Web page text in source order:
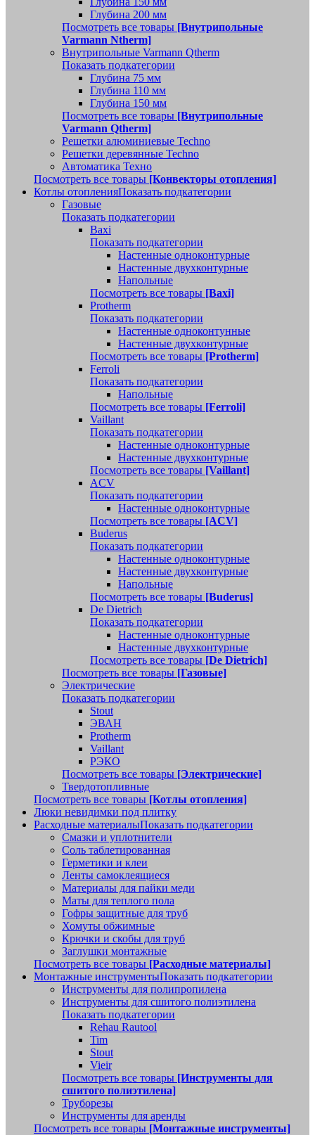
Глубина 200 мм
Посмотреть все товары [Внутрипольные
Varmann Ntherm]
Внутрипольные Varmann Qtherm
Показать подкатегории
Глубина 75 мм
Глубина 110 мм
Глубина 150 мм
Посмотреть все товары [Внутрипольные
Varmann Qtherm]
Решетки алюминиевые Techno
Решетки деревянные Techno
Автоматика Техно
Посмотреть все товары [Конвекторы отопления]
Котлы отопленияПоказать подкатегории
Газовые
Показать подкатегории
Baxi
Показать подкатегории
Настенные одноконтурные
Настенные двухконтурные
Напольные
Посмотреть все товары [Baxi]
Protherm
Показать подкатегории
Настенные одноконтунные
Настенные двухконтурные
Посмотреть все товары [Protherm]
Ferroli
Показать подкатегории
Напольные
Посмотреть все товары [Ferroli]
Vaillant
Показать подкатегории
Настенные одноконтурные
Настенные двухконтурные
Посмотреть все товары [Vaillant]
ACV
Показать подкатегории
Настенные одноконтурные
Посмотреть все товары [ACV]
Buderus
Показать подкатегории
Настенные одноконтурные
Настенные двухконтурные
Напольные
Посмотреть все товары [Buderus]
De Dietrich
Показать подкатегории
Настенные одноконтурные
Настенные двухконтурные
Посмотреть все товары [De Dietrich]
Посмотреть все товары [Газовые]
Электрические
Показать подкатегории
Stout
ЭВАН
Protherm
Vaillant
РЭКО
Посмотреть все товары [Электрические]
Твердотопливные
Посмотреть все товары [Котлы отопления]
Люки невидимки под плитку
Расходные материалыПоказать подкатегории
Смазки и уплотнители
Соль таблетированная
Герметики и клеи
Ленты самоклеящиеся
Материалы для пайки меди
Маты для теплого пола
Гофры защитные для труб
Хомуты обжимные
Крючки и скобы для труб
Заглушки монтажные
Посмотреть все товары [Расходные материалы]
Монтажные инструментыПоказать подкатегории
Инструменты для полипропилена
Инструменты для сшитого полиэтилена
Показать подкатегории
Rehau Rautool
Tim
Stout
Vieir
Посмотреть все товары [Инструменты для
сшитого полиэтилена]
Труборезы
Инструменты для аренды
Посмотреть все товары [Монтажные инструменты]